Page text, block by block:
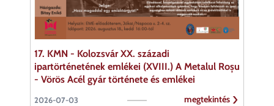
17. KMN - Kolozsvár XX. századi
ipartörténetének emlékei (XVIII.) A Metalul Roșu
- Vörös Acél gyár története és emlékei
2026-07-03 megtekintés